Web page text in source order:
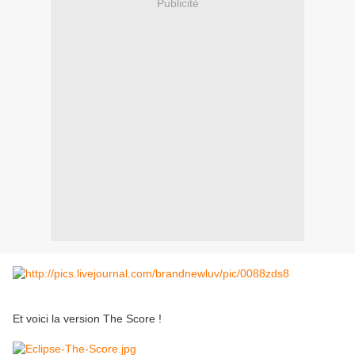
Publicité
Et voici la version The Score !